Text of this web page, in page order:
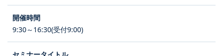
9:30～16:30(受付9:00)